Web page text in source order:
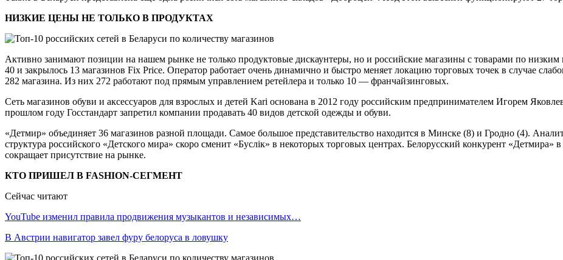
НИЗКИЕ ЦЕНЫ НЕ ТОЛЬКО В ПРОДУКТАХ
Активно занимают позиции на нашем рынке не только продуктовые дискаунтеры, но и российские магазины с товарами по низким
40 и закрылось 13 магазинов Fix Price. Оператор работает очень динамично и быстро меняет локацию торговых точек в случае
282 магазина. Из них 272 работают под прямым управлением ретейлера и только 10 — франчайзинговых.
Сеть магазинов обуви и аксессуаров для взрослых и детей Kari основана в 2012 году российским предпринимателем Игорем
прошлом году Госстандарт запретил компании продавать 40 видов детской одежды и обуви.
«Детмир» объединяет 36 магазинов разной площади. Самое большое представительство находится в Минске (8) и Гродно (4).
структура российского «Детского мира» скоро сменит «Буслiк» в некоторых торговых центрах. Белорусский конкурент
сокращает присутствие на рынке.
КТО ПРИШЕЛ В FASHION-СЕГМЕНТ
Сейчас читают
YouTube изменил правила продвижения музыкантов и независимых…
В Австрии навигатор завел фуру белоруса в ловушку